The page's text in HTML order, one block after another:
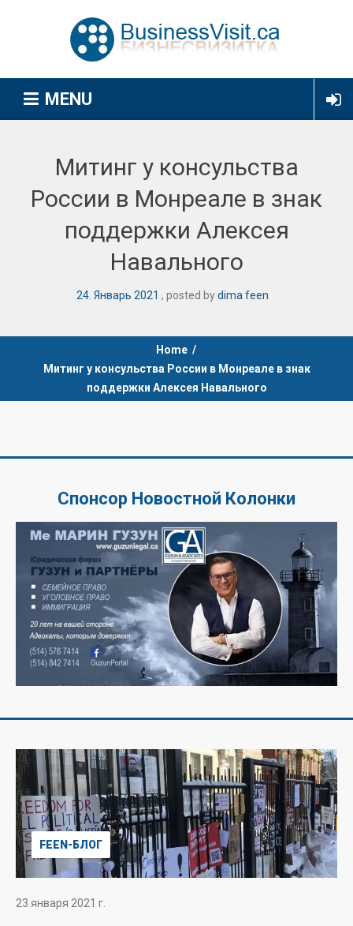
MENU
Митинг у консульства
России в Монреале в знак
поддержки Алексея
Навального
24 Январь 2021 posted bydima feen
Home /
Митинг у консульства России в Монреале в знак
поддержки Алексея Навального
Спонсор Новостной Колонки
FEEN-БЛОГ
23 января 2021 г.